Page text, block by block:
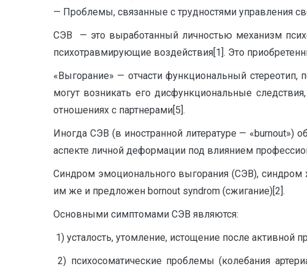
— Проблемы, связанные с трудностями управления
СЭВ — это выработанный личностью механизм
психотравмирующие воздействия[1]. Это
«Выгорание» — отчасти функциональный стереотип,
могут возникать его дисфункциональные
отношениях с партнерами[5].
Иногда СЭВ (в иностранной литературе — «burnout»)
аспекте личной деформации под влиянием
Синдром эмоционального выгорания (СЭВ), синдром
им же и предложен bornout syndrom (сжигание)[2].
Основными симптомами СЭВ являются:
1) усталость, утомление, истощение после активной
2) психосоматические проблемы (колебания